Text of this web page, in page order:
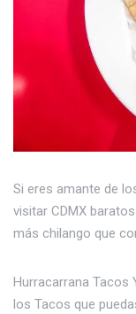
Si eres amante de
visitar CDMX
más chilango que
Hurracarrana Tacos
los Tacos que